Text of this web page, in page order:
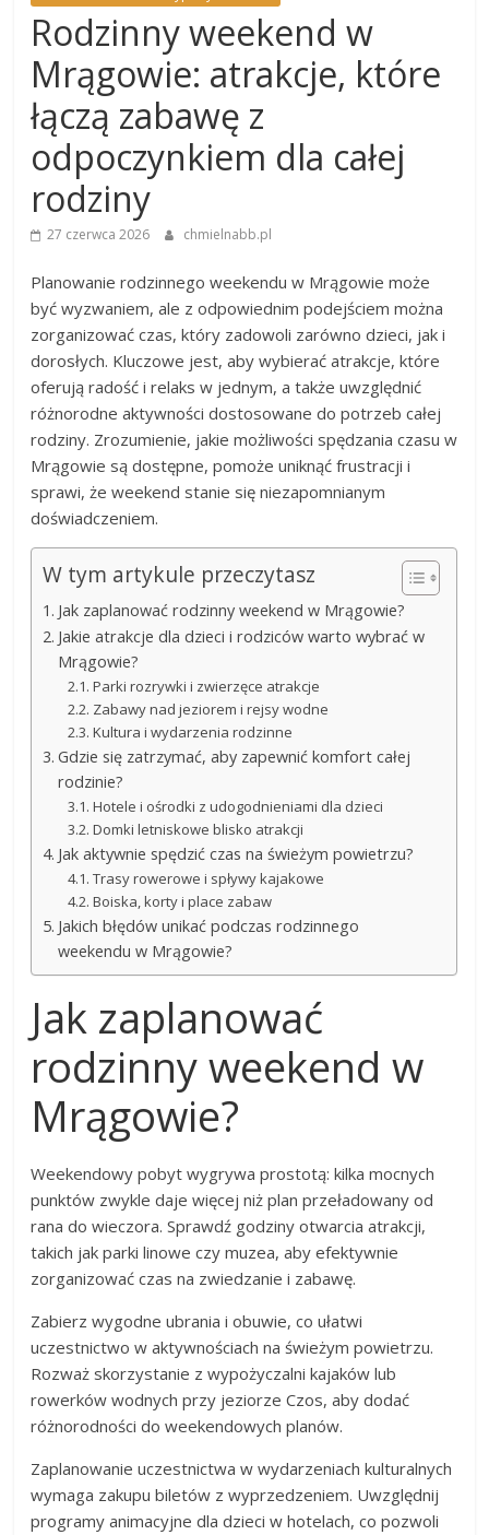
Rodzinny weekend w
Mrągowie: atrakcje, które
łączą zabawę z
odpoczynkiem dla całej
rodziny
27 czerwca 2026 chmielnabb.pl
Planowanie rodzinnego weekendu w Mrągowie może
być wyzwaniem, ale z odpowiednim podejściem można
zorganizować czas, który zadowoli zarówno dzieci, jak i
dorosłych. Kluczowe jest, aby wybierać atrakcje, które
oferują radość i relaks w jednym, a także uwzględnić
różnorodne aktywności dostosowane do potrzeb całej
rodziny. Zrozumienie, jakie możliwości spędzania czasu w
Mrągowie są dostępne, pomoże uniknąć frustracji i
sprawi, że weekend stanie się niezapomnianym
doświadczeniem.
W tym artykule przeczytasz
Jak zaplanować rodzinny weekend w Mrągowie?
Jakie atrakcje dla dzieci i rodziców warto wybrać w
Mrągowie?
Parki rozrywki i zwierzęce atrakcje
Zabawy nad jeziorem i rejsy wodne
Kultura i wydarzenia rodzinne
Gdzie się zatrzymać, aby zapewnić komfort całej
rodzinie?
Hotele i ośrodki z udogodnieniami dla dzieci
Domki letniskowe blisko atrakcji
Jak aktywnie spędzić czas na świeżym powietrzu?
Trasy rowerowe i spływy kajakowe
Boiska, korty i place zabaw
Jakich błędów unikać podczas rodzinnego
weekendu w Mrągowie?
Jak zaplanować
rodzinny weekend w
Mrągowie?
Weekendowy pobyt wygrywa prostotą: kilka mocnych
punktów zwykle daje więcej niż plan przeładowany od
rana do wieczora. Sprawdź godziny otwarcia atrakcji,
takich jak parki linowe czy muzea, aby efektywnie
zorganizować czas na zwiedzanie i zabawę.
Zabierz wygodne ubrania i obuwie, co ułatwi
uczestnictwo w aktywnościach na świeżym powietrzu.
Rozważ skorzystanie z wypożyczalni kajaków lub
rowerków wodnych przy jeziorze Czos, aby dodać
różnorodności do weekendowych planów.
Zaplanowanie uczestnictwa w wydarzeniach kulturalnych
wymaga zakupu biletów z wyprzedzeniem. Uwzględnij
programy animacyjne dla dzieci w hotelach, co pozwoli